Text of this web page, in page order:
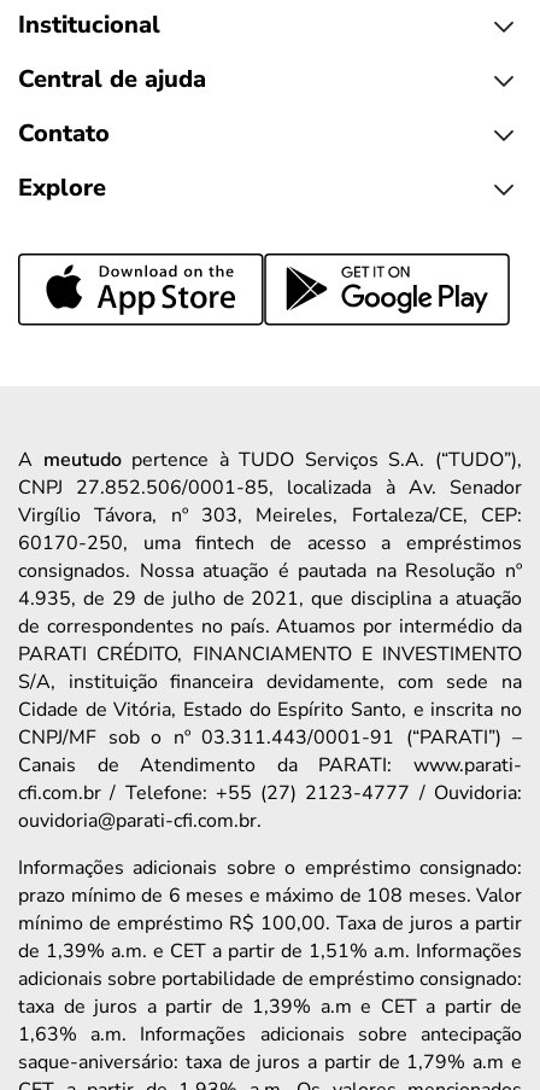
Institucional
Central de ajuda
Contato
Explore
A meutudopertence à TUDO Serviços S.A. (“TUDO”),
CNPJ 27.852.506/0001-85, localizada à Av. Senador
Virgílio Távora, nº 303, Meireles, Fortaleza/CE, CEP:
60170-250, uma fintech de acesso a empréstimos
consignados. Nossa atuação é pautada na Resolução nº
4.935, de 29 de julho de 2021, que disciplina a atuação
de correspondentes no país. Atuamos por intermédio da
PARATI CRÉDITO, FINANCIAMENTO E INVESTIMENTO
S/A, instituição financeira devidamente, com sede na
Cidade de Vitória, Estado do Espírito Santo, e inscrita no
CNPJ/MF sob o nº 03.311.443/0001-91 (“PARATI”) –
Canais de Atendimento da PARATI: www.parati-
cfi.com.br / Telefone: +55 (27) 2123-4777 / Ouvidoria:
ouvidoria@parati-cfi.com.br.
Informações adicionais sobre o empréstimo consignado:
prazo mínimo de 6 meses e máximo de 108 meses. Valor
mínimo de empréstimo R$ 100,00. Taxa de juros a partir
de 1,39% a.m. e CET a partir de 1,51% a.m. Informações
adicionais sobre portabilidade de empréstimo consignado:
taxa de juros a partir de 1,39% a.m e CET a partir de
1,63% a.m. Informações adicionais sobre antecipação
saque-aniversário: taxa de juros a partir de 1,79% a.m e